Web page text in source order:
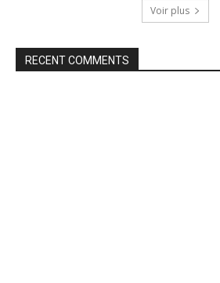
Voir plus
RECENT COMMENTS